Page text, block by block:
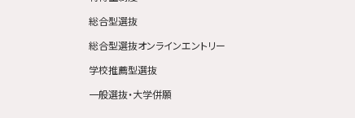
総合型選抜
総合型選抜オンラインエントリー
学校推薦型選抜
一般選抜・大学併願